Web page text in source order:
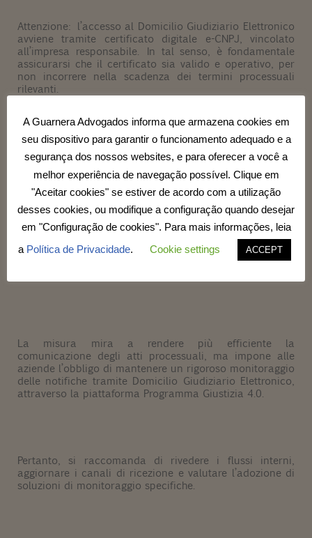
Attenzione: l’accesso al Domicilio Giudiziario Elettronico
avviene tramite certificato digitale e-CNPJ, vincolato
all’impresa responsabile. In tal senso, è fondamentale
assicurarsi che il certificato sia valido e operativo, per
non incorrere nella scadenza dei termini processuali
rilevanti.
Seguono i link ufficiali per l’accesso e la consultazione.
Domicilio Giudiziario Elettronico (CNJ):
https://domicilio-eletronico.pdpj.jus.br/
Domicilio Elettronico Giuslavorista (DET/MTE):
La misura mira a rendere più efficiente la
comunicazione degli atti processuali, ma impone alle
aziende l’obbligo di mantenere un rigoroso monitoraggio
delle notifiche tramite Domicilio Giudiziario Elettronico,
attraverso la piattaforma Programma Giustizia 4.0.
Pertanto, si raccomanda di rivedere i flussi interni,
aggiornare i canali di ricezione e valutare l’adozione di
soluzioni di monitoraggio specifiche.
A Guarnera Advogados informa que armazena cookies em
seu dispositivo para garantir o funcionamento adequado e a
segurança dos nossos websites, e para oferecer a você a
melhor experiência de navegação possível. Clique em
"Aceitar cookies" se estiver de acordo com a utilização
desses cookies, ou modifique a configuração quando desejar
em "Configuração de cookies". Para mais informações, leia
a Política de Privacidade. Cookie settings ACCEPT